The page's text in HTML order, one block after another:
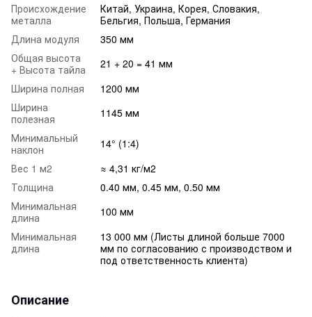
Происхождение
металла
Китай, Украина, Корея, Словакия,
Бельгия, Польша, Германия
Длина модуля
350 мм
Общая высота
+ Высота тайла
21 + 20 = 41 мм
Ширина полная
1200 мм
Ширина
полезная
1145 мм
Минимальный
наклон
14° (1:4)
Вес 1 м2
≈ 4,31 кг/м2
Толщина
0.40 мм, 0.45 мм, 0.50 мм
Минимальная
длина
100 мм
Минимальная
длина
13 000 мм (Листы длиной больше 7000
мм по согласованию с производством и
под ответственность клиента)
Описание